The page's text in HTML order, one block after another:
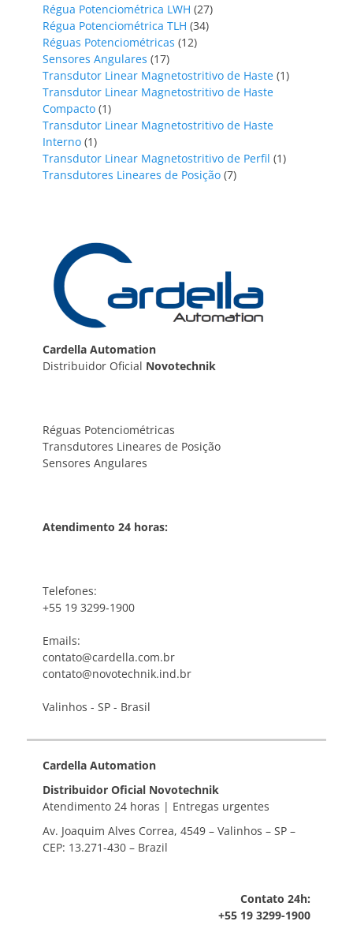
Régua Potenciométrica LWH 2727
Régua Potenciométrica TLH 3434
Réguas Potenciométricas 1212
Sensores Angulares 1717
produtos
Transdutor Linear Magnetostritivo de Haste 11
Transdutor Linear Magnetostritivo de Haste
Compacto 11
produto
Transdutor Linear Magnetostritivo de Haste
Interno 11
produto
Transdutor Linear Magnetostritivo de Perfil 11
Transdutores Lineares de Posição 77
Cardella Automation
Distribuidor Oficial Novotechnik
Réguas Potenciométricas
Transdutores Lineares de Posição
Sensores Angulares
Atendimento 24 horas:
Telefones:
+55 19 3299-1900
Emails:
contato@cardella.com.br
contato@novotechnik.ind.br
Valinhos - SP - Brasil
Cardella Automation
Distribuidor Oficial Novotechnik
Atendimento 24 horas | Entregas urgentes
Av. Joaquim Alves Correa, 4549 – Valinhos – SP –
CEP: 13.271-430 – Brazil
Contato 24h:
+55 19 3299-1900